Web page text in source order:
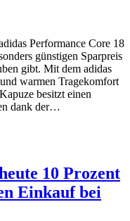
Performance Core 18
günstigen Sparpreis
gibt. Mit dem adidas
warmen Tragekomfort
besitzt einen
dank der…
10 Prozent
Einkauf bei